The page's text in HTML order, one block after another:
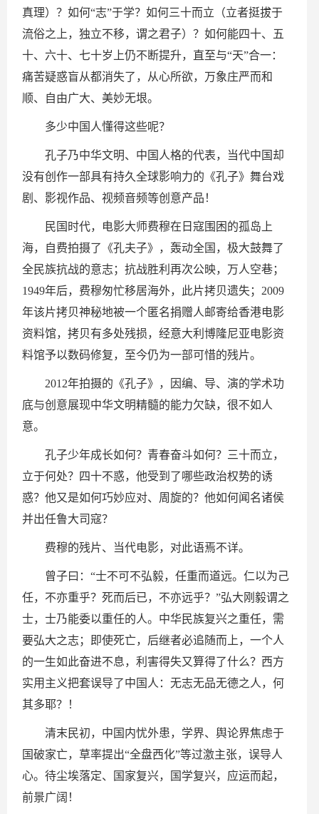
真理）？如何“志”于学？如何三十而立（立者挺拔于
流俗之上，独立不移，谓之君子）？如何能四十、五
十、六十、七十岁上仍不断提升，直至与“天”合一：
痛苦疑惑盲从都消失了，从心所欲，万象庄严而和
顺、自由广大、美妙无垠。
多少中国人懂得这些呢？
孔子乃中华文明、中国人格的代表，当代中国却
没有创作一部具有持久全球影响力的《孔子》舞台戏
剧、影视作品、视频音频等创意产品！
民国时代，电影大师费穆在日寇围困的孤岛上
海，自费拍摄了《孔夫子》，轰动全国，极大鼓舞了
全民族抗战的意志；抗战胜利再次公映，万人空巷；
1949年后，费穆匆忙移居海外，此片拷贝遗失；2009
年该片拷贝神秘地被一个匿名捐赠人邮寄给香港电影
资料馆，拷贝有多处残损，经意大利博隆尼亚电影资
料馆予以数码修复，至今仍为一部可惜的残片。
2012年拍摄的《孔子》，因编、导、演的学术功
底与创意展现中华文明精髓的能力欠缺，很不如人
意。
孔子少年成长如何？青春奋斗如何？三十而立，
立于何处？四十不惑，他受到了哪些政治权势的诱
惑？他又是如何巧妙应对、周旋的？他如何闻名诸侯
并出任鲁大司寇？
费穆的残片、当代电影，对此语焉不详。
曾子曰：“士不可不弘毅，任重而道远。仁以为己
任，不亦重乎？死而后已，不亦远乎？”弘大刚毅谓之
士，士乃能委以重任的人。中华民族复兴之重任，需
要弘大之志；即使死亡，后继者必追随而上，一个人
的一生如此奋进不息，利害得失又算得了什么？西方
实用主义把套误导了中国人：无志无品无德之人，何
其多耶？！
清末民初，中国内忧外患，学界、舆论界焦虑于
国破家亡，草率提出“全盘西化”等过激主张，误导人
心。待尘埃落定、国家复兴，国学复兴，应运而起，
前景广阔！